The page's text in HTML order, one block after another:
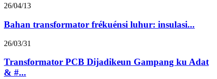
26/04/13
Bahan transformator frékuénsi luhur: insulasi...
26/03/31
Transformator PCB Dijadikeun Gampang ku Adat
& #...